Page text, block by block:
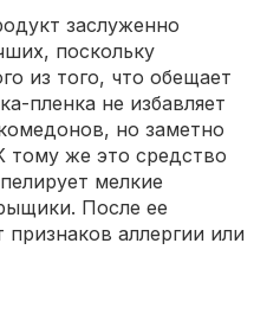
заслуженно
поскольку
из того, что обещает
пленка не избавляет
но заметно
тому же это средство
мелкие
После ее
аллергии или